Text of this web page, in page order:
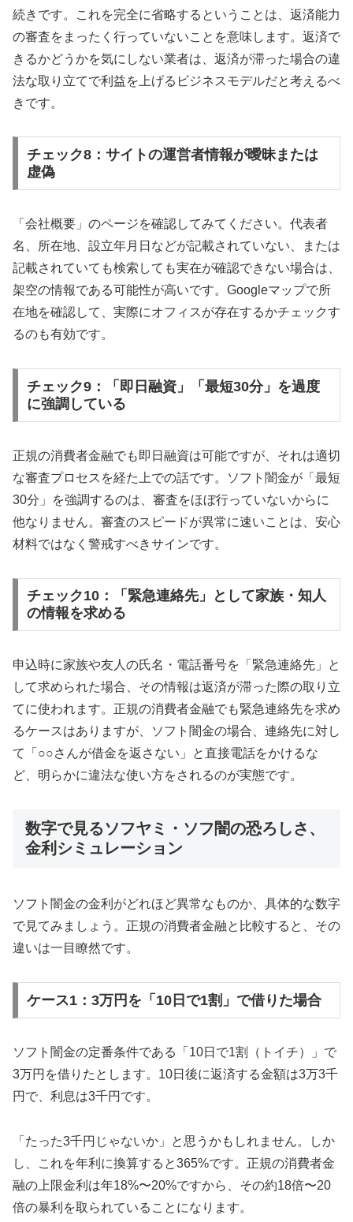
続きです。これを完全に省略するということは、返済能力
の審査をまったく行っていないことを意味します。返済で
きるかどうかを気にしない業者は、返済が滞った場合の違
法な取り立てで利益を上げるビジネスモデルだと考えるべ
きです。
チェック8：サイトの運営者情報が曖昧または
虚偽
「会社概要」のページを確認してみてください。代表者
名、所在地、設立年月日などが記載されていない、または
記載されていても検索しても実在が確認できない場合は、
架空の情報である可能性が高いです。Googleマップで所
在地を確認して、実際にオフィスが存在するかチェックす
るのも有効です。
チェック9：「即日融資」「最短30分」を過度
に強調している
正規の消費者金融でも即日融資は可能ですが、それは適切
な審査プロセスを経た上での話です。ソフト闇金が「最短
30分」を強調するのは、審査をほぼ行っていないからに
他なりません。審査のスピードが異常に速いことは、安心
材料ではなく警戒すべきサインです。
チェック10：「緊急連絡先」として家族・知人
の情報を求める
申込時に家族や友人の氏名・電話番号を「緊急連絡先」と
して求められた場合、その情報は返済が滞った際の取り立
てに使われます。正規の消費者金融でも緊急連絡先を求め
るケースはありますが、ソフト闇金の場合、連絡先に対し
て「○○さんが借金を返さない」と直接電話をかけるな
ど、明らかに違法な使い方をされるのが実態です。
数字で見るソフヤミ・ソフ闇の恐ろしさ、
金利シミュレーション
ソフト闇金の金利がどれほど異常なものか、具体的な数字
で見てみましょう。正規の消費者金融と比較すると、その
違いは一目瞭然です。
ケース1：3万円を「10日で1割」で借りた場合
ソフト闇金の定番条件である「10日で1割（トイチ）」で
3万円を借りたとします。10日後に返済する金額は3万3千
円で、利息は3千円です。
「たった3千円じゃないか」と思うかもしれません。しか
し、これを年利に換算すると365%です。正規の消費者金
融の上限金利は年18%〜20%ですから、その約18倍〜20
倍の暴利を取られていることになります。